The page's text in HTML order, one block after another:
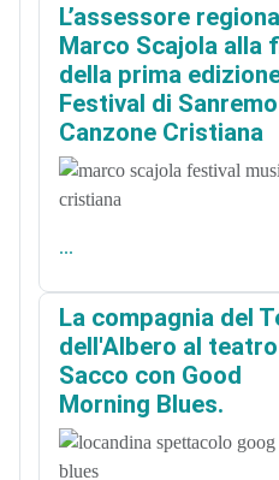
L’assessore
Marco Scajola alla
della prima
Festival di
Canzone Cristiana
...
La compagnia del
dell'Albero al teatro
Sacco con Good
Morning Blues.